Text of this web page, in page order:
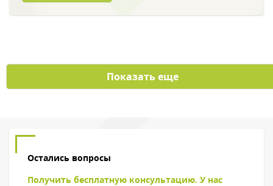
Показать еще
Остались вопросы
Получить бесплатную консультацию. У нас